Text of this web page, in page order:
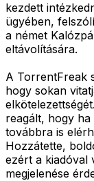
kezdett
ügyében,
a német
eltávolítására.
A TorrentFreak
hogy sokan
reagált, hogy
továbbra is
Hozzátette,
ezért a kiadóval
megjelenése